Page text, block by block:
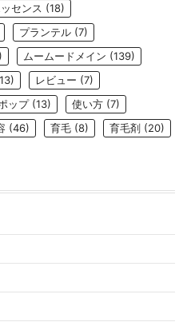
センス (18)
プランテル (7)
ムームードメイン (139)
レビュー (7)
ップ(13) 使い方 (7)
(46) 育毛 (8) 育毛剤 (20)